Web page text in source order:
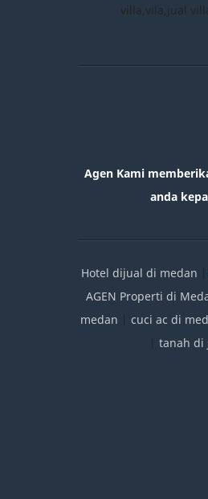
villa,vila,jual
Agen Kami
anda
Hotel dijual di medan
AGEN Properti di
medan
cuci ac di
tanah di